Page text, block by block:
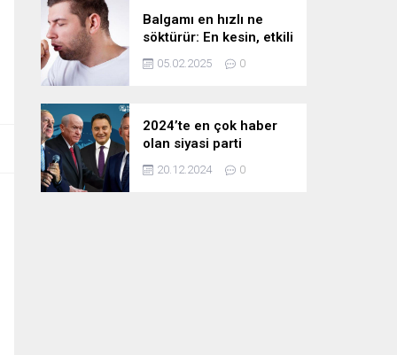
Balgamı en hızlı ne
söktürür: En kesin, etkili
ve çabuk balgam
söktürücü kür!
05.02.2025 0
2024’te en çok haber
olan siyasi parti
liderleri! Zirvedeki isim
fark attı
20.12.2024 0